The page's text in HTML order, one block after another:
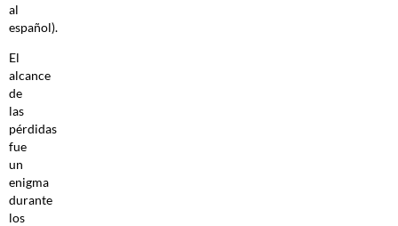
al
español).
El
alcance
de
las
pérdidas
fue
un
enigma
durante
los